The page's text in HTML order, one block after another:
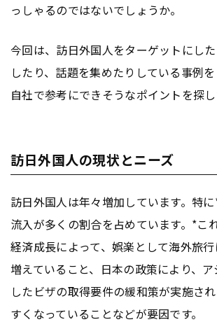
っしゃるのではないでしょうか。
今回は、訪日外国人をターゲットにし
したり、話題を集めたりしている事例を
自社で参考にできそうなポイントを探し
訪日外国人の現状とニーズ
訪日外国人は年々増加しています。特
流入が多くの割合を占めています。*こ
経済成長によって、娯楽として海外旅
増えていること、日本の政策により、
したビザの取得要件の緩和策が実施さ
すくなっていることなどが要因です。